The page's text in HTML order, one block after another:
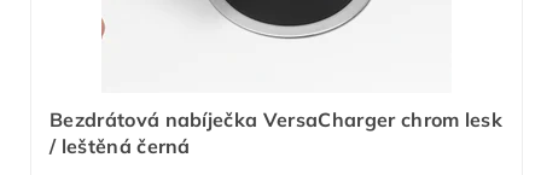
Bezdrátová nabíječka VersaCharger chrom lesk
/ leštěná černá